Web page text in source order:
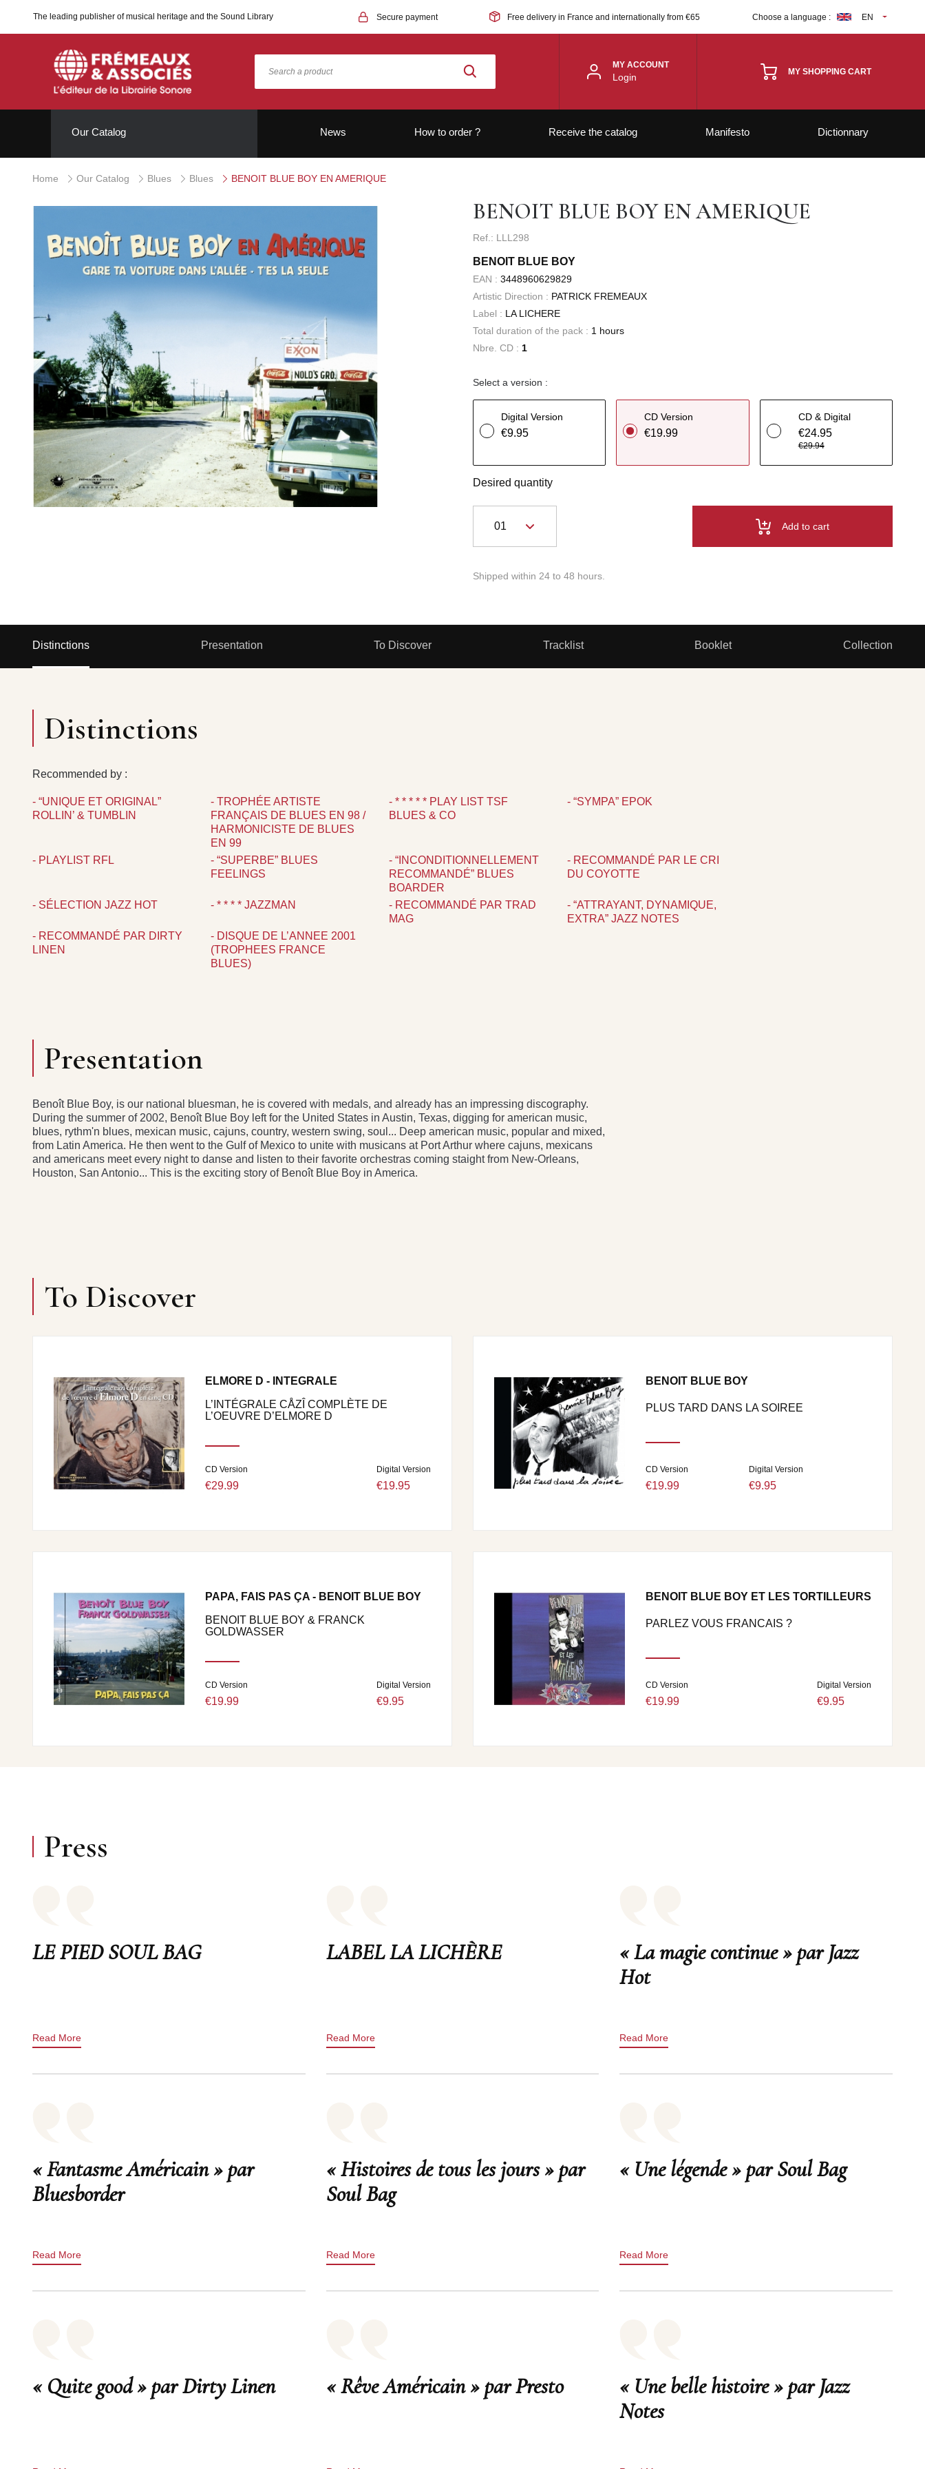
The leading publisher of musical heritage and the Sound Library Secure payment Free delivery in France and internationally from €65 Choose a language : EN
MY ACCOUNT
Login MY SHOPPING CART
Our Catalog News How to order ? Receive the catalog Manifesto Dictionnary
Home Our Catalog Blues Blues BENOIT BLUE BOY EN AMERIQUE
BENOIT BLUE BOY EN AMERIQUE
Ref.: LLL298
BENOIT BLUE BOY
EAN : 3448960629829
Artistic Direction : PATRICK FREMEAUX
Label : LA LICHERE
Total duration of the pack : 1 hours
Nbre. CD : 1
Select a version :
Digital Version
€9.95
CD Version
€19.99
CD & Digital
€24.95
€29.94
Desired quantity
Add to cart
Shipped within 24 to 48 hours.
Distinctions Presentation To Discover Tracklist Booklet Collection
Distinctions
Recommended by :
- “UNIQUE ET ORIGINAL”
ROLLIN’ & TUMBLIN
- TROPHÉE ARTISTE
FRANÇAIS DE BLUES EN 98 /
HARMONICISTE DE BLUES
EN 99
- * * * * * PLAY LIST TSF
BLUES & CO
- “SYMPA” EPOK
- PLAYLIST RFL
- “SUPERBE” BLUES
FEELINGS
- “INCONDITIONNELLEMENT
RECOMMANDÉ” BLUES
BOARDER
- RECOMMANDÉ PAR LE CRI
DU COYOTTE
- SÉLECTION JAZZ HOT - * * * * JAZZMAN
- RECOMMANDÉ PAR TRAD
MAG
- “ATTRAYANT, DYNAMIQUE,
EXTRA” JAZZ NOTES
- RECOMMANDÉ PAR DIRTY
LINEN
- DISQUE DE L’ANNEE 2001
(TROPHEES FRANCE
BLUES)
Presentation
Benoît Blue Boy, is our national bluesman, he is covered with medals, and already has an impressing discography.
During the summer of 2002, Benoît Blue Boy left for the United States in Austin, Texas, digging for american music,
blues, rythm'n blues, mexican music, cajuns, country, western swing, soul... Deep american music, popular and mixed,
from Latin America. He then went to the Gulf of Mexico to unite with musicans at Port Arthur where cajuns, mexicans
and americans meet every night to danse and listen to their favorite orchestras coming staight from New-Orleans,
Houston, San Antonio... This is the exciting story of Benoît Blue Boy in America.
To Discover
ELMORE D - INTEGRALE
L’INTÉGRALE CÅZÎ COMPLÈTE DE
L’OEUVRE D’ELMORE D
CD Version
€29.99
Digital Version
€19.95
BENOIT BLUE BOY
PLUS TARD DANS LA SOIREE
CD Version
€19.99
Digital Version
€9.95
PAPA, FAIS PAS ÇA - BENOIT BLUE BOY
BENOIT BLUE BOY & FRANCK
GOLDWASSER
CD Version
€19.99
Digital Version
€9.95
BENOIT BLUE BOY ET LES TORTILLEURS
PARLEZ VOUS FRANCAIS ?
CD Version
€19.99
Digital Version
€9.95
Press
LE PIED SOUL BAG
Read More
LABEL LA LICHÈRE
Read More
« La magie continue » par Jazz
Hot
Read More
« Fantasme Américain » par
Bluesborder
Read More
« Histoires de tous les jours » par
Soul Bag
Read More
« Une légende » par Soul Bag
Read More
« Quite good » par Dirty Linen « Rêve Américain » par Presto
« Une belle histoire » par Jazz
Notes